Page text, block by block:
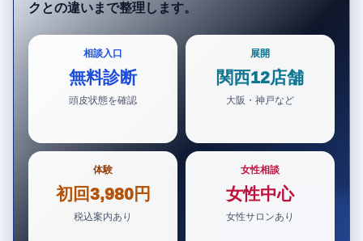
クとの違いまで整理します。
相談入口
無料診断
頭皮状態を確認
展開
関西12店舗
大阪・神戸など
体験
初回3,980円
税込案内あり
女性相談
女性中心
女性サロンあり